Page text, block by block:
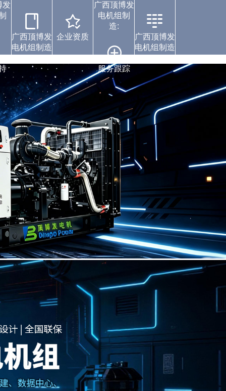
发
广西顶博发
电机组制造
案例中心
企业资质
广西顶博发
电机组制
造:
服务跟踪
广西顶博发
电机组制造